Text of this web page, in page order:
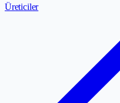
Üreticiler